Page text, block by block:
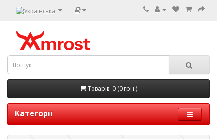
Товарів: 0 (0 грн.)
Категорії